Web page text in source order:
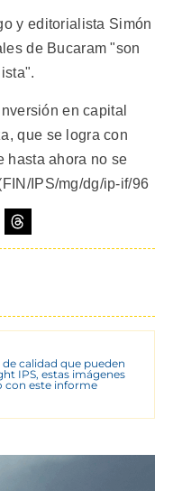
y editorialista Simón
de Bucaram "son
en capital
que se logra con
hasta ahora no se
IPS/mg/dg/ip-if/96
calidad que pueden
IPS, estas imágenes
con este informe